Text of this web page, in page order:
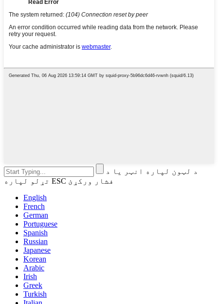
د لټون لپاره انټر یا د
تړلو لپاره ESC فشار ورکړئ
English
French
German
Portuguese
Spanish
Russian
Japanese
Korean
Arabic
Irish
Greek
Turkish